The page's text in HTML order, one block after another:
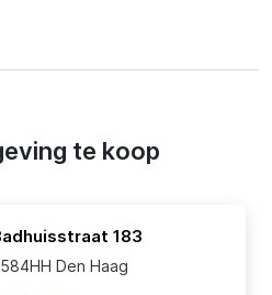
te koop
183
Den Haag